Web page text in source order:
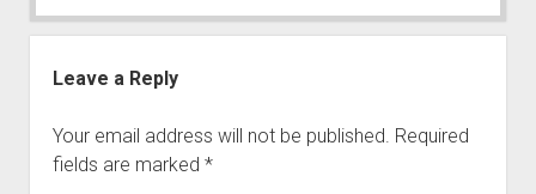
Leave a Reply
Your email address will not be published. Required
fields are marked *